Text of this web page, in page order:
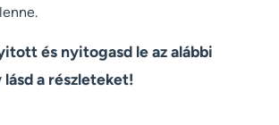
és nyitogasd le az alábbi
a részleteket!